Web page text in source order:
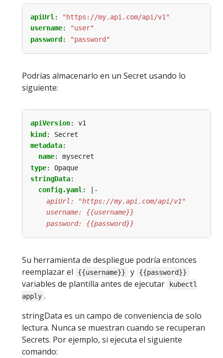
apiUrl :
"https://my.api.com/api/v1"
username:
"user"
password : "password"
Podrías almacenarlo en un Secret usando lo
siguiente:
apiVersion:
v1
kind:
Secret
metadata:
name:
mysecret
type:
Opaque
stringData:
config.yaml:
|-
    password: {{password}}
Su herramienta de despliegue podría entonces
reemplazar el
{{username}} y {{password}}
variables de plantilla antes de ejecutar
kubectl
apply .
stringData es un campo de conveniencia de solo
lectura. Nunca se muestran cuando se recuperan
Secrets. Por ejemplo, si ejecuta el siguiente
comando: